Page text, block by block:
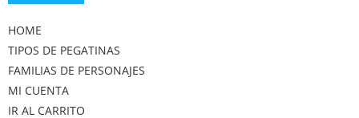
HOME
TIPOS DE PEGATINAS
FAMILIAS DE PERSONAJES
MI CUENTA
IR AL CARRITO